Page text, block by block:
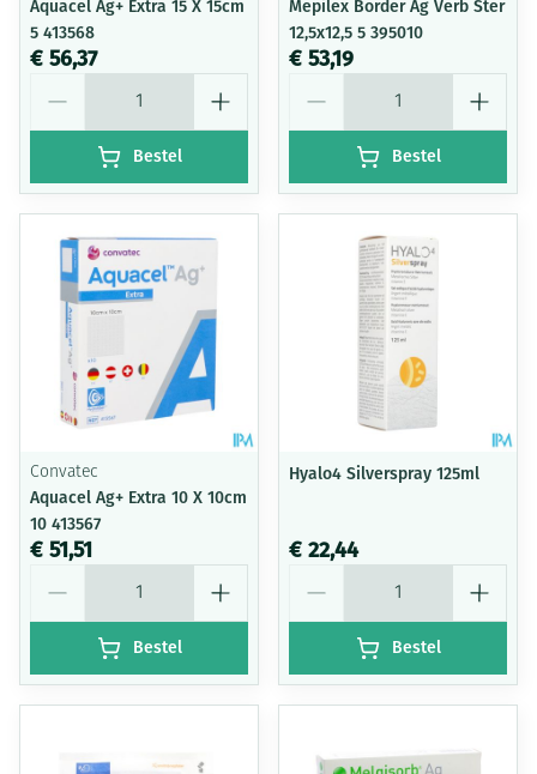
Aquacel Ag+ Extra 15 X 15cm
5 413568
€ 56,37
Bestel
Mepilex Border Ag Verb Ster
12,5x12,5 5 395010
€ 53,19
Bestel
Convatec
Aquacel Ag+ Extra 10 X 10cm
10 413567
€ 51,51
Bestel
Hyalo4 Silverspray 125ml
€ 22,44
Bestel